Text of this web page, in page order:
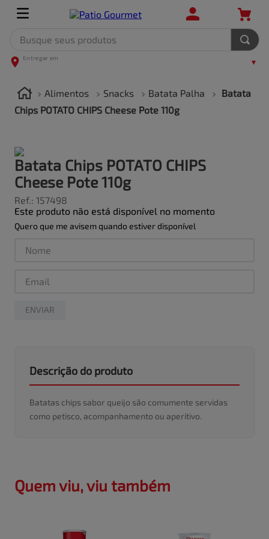
Alimentos Snacks Batata Palha
Batata
Chips POTATO CHIPS Cheese Pote 110g
Batata Chips POTATO CHIPS
Cheese Pote 110g
Ref. : 157498
Este produto não está disponível no momento
Quero que me avisem quando estiver disponível
ENVIAR
Descrição do produto
Batatas chips sabor queijo são comumente servidas
como petisco, acompanhamento ou aperitivo.
Quem viu, viu também
TERMOS MAIS BUSCADOS
2º
5º fralda